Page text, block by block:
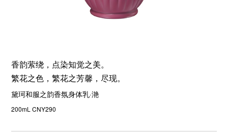
香韵萦绕，点染知觉之美。
繁花之色，繁花之芳馨，尽现。
黛珂和服之韵香氛身体乳·滟
200mL CNY290